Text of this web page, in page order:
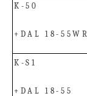
K-50
+DAL 18-55WR
K-S1
+DAL 18-55